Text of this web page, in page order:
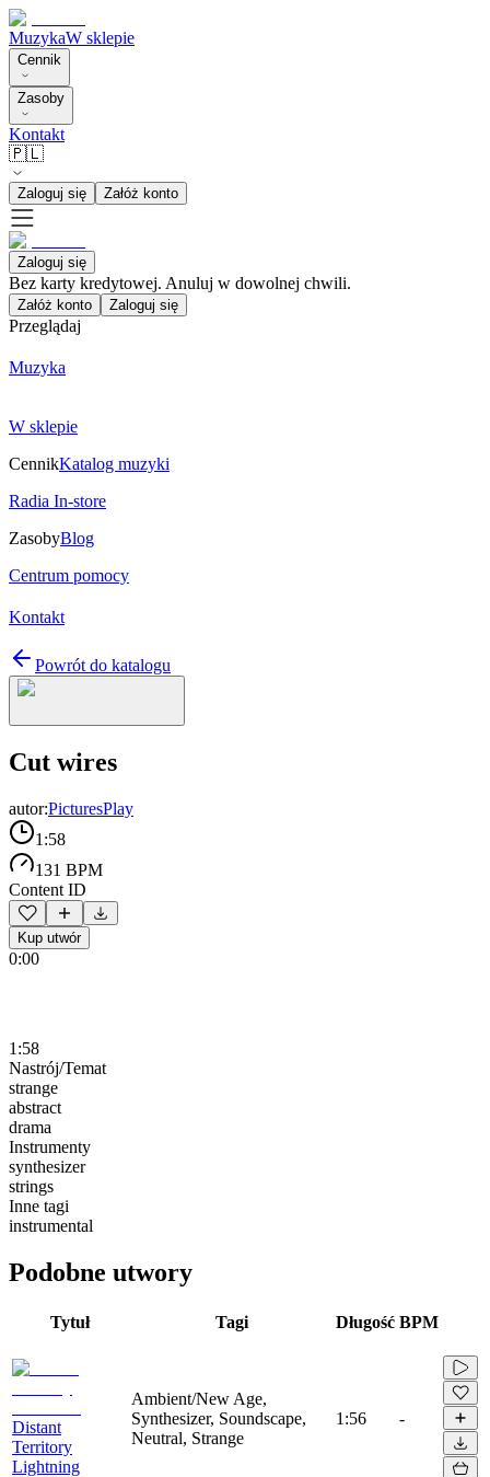
MuzykaW sklepie
Cennik
Zasoby
Kontakt
🇵🇱
Zaloguj się Załóż konto
Zaloguj się
Bez karty kredytowej. Anuluj w dowolnej chwili.
Załóż konto Zaloguj się
Przeglądaj
Muzyka
W sklepie
CennikKatalog muzyki
Radia In-store
ZasobyBlog
Centrum pomocy
Kontakt
Powrót do katalogu
Cut wires
autor:PicturesPlay
1:58
131 BPM
Content ID
Kup utwór
0:00
1:58
Nastrój/Temat
strange
abstract
drama
Instrumenty
synthesizer
strings
Inne tagi
instrumental
Podobne utwory
Tytuł Tagi Długość BPM
Distant
Territory
Lightning
Ambient/New Age,
Synthesizer, Soundscape,
Neutral, Strange
1:56 -